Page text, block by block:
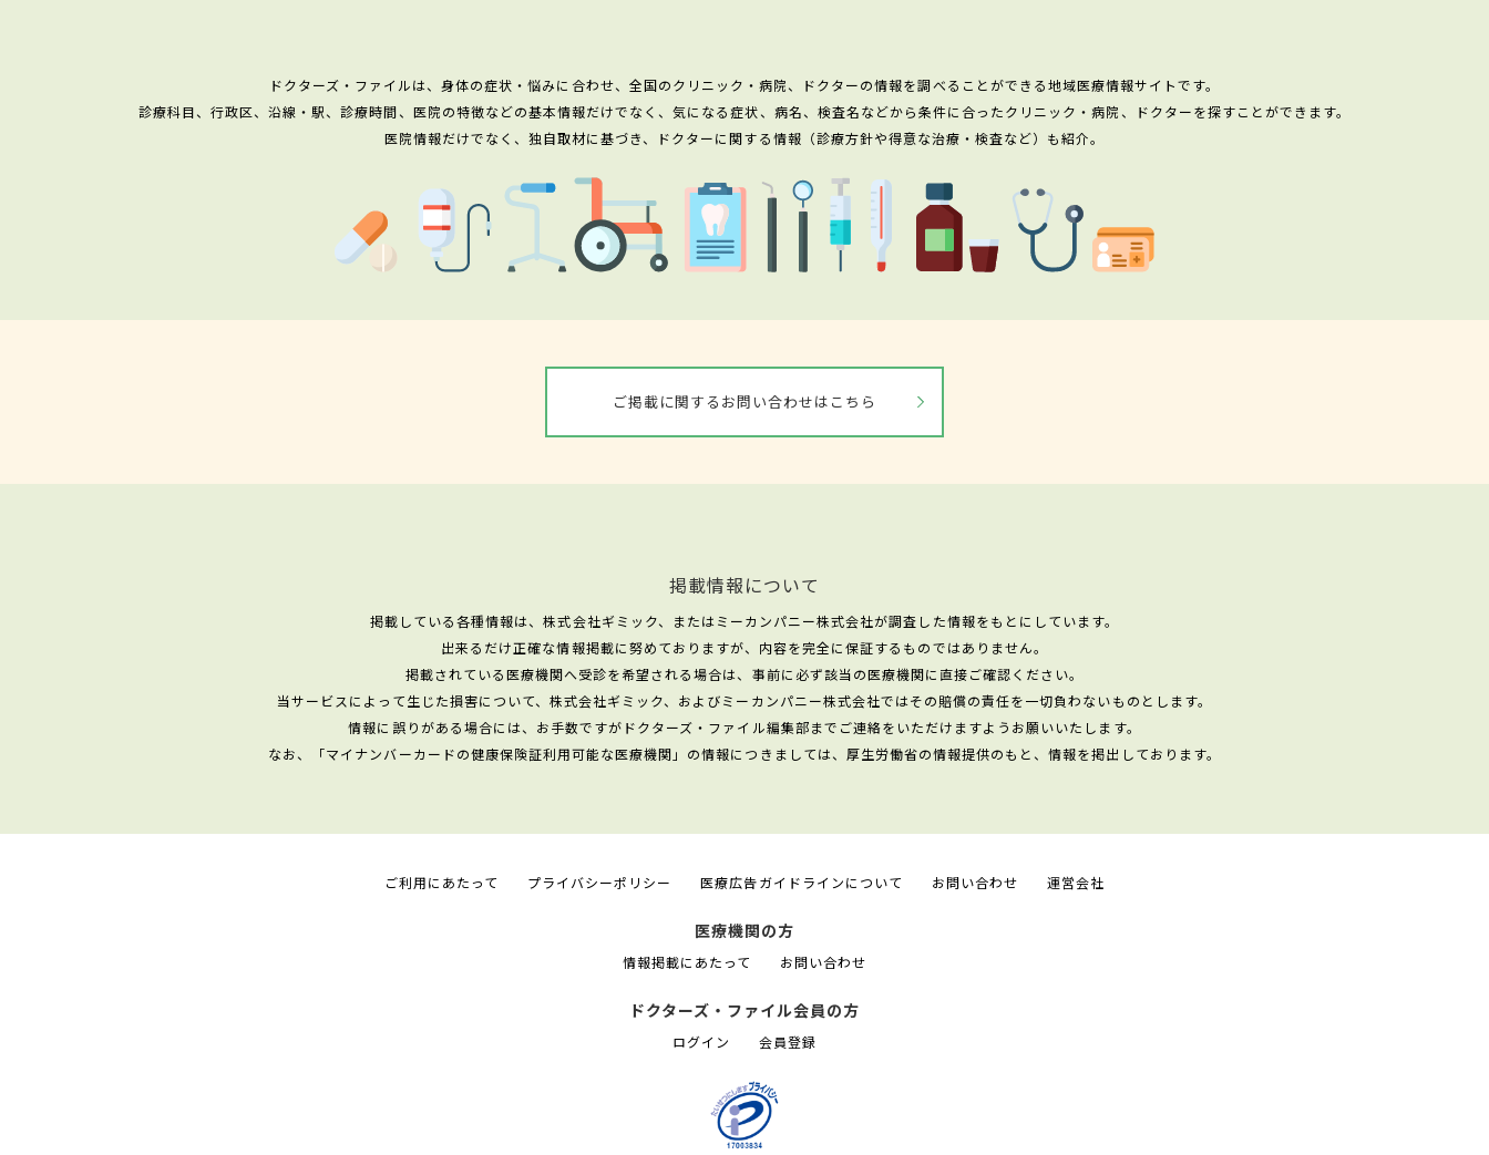
ドクターズ・ファイルは、身体の症状・悩みに合わせ、全国のクリニック・病院、ドクターの情報を調べることができる地域医療情報サイトです。
診療科目、行政区、沿線・駅、診療時間、医院の特徴などの基本情報だけでなく、気になる症状、病名、検査名などから条件に合ったクリニック・病院、ドクターを探すことができます。
医院情報だけでなく、独自取材に基づき、ドクターに関する情報（診療方針や得意な治療・検査など）も紹介。
ご掲載に関するお問い合わせはこちら
掲載情報について
掲載している各種情報は、株式会社ギミック、またはミーカンパニー株式会社が調査した情報をもとにしています。
出来るだけ正確な情報掲載に努めておりますが、内容を完全に保証するものではありません。
掲載されている医療機関へ受診を希望される場合は、事前に必ず該当の医療機関に直接ご確認ください。
当サービスによって生じた損害について、株式会社ギミック、およびミーカンパニー株式会社ではその賠償の責任を一切負わないものとします。
情報に誤りがある場合には、お手数ですがドクターズ・ファイル編集部までご連絡をいただけますようお願いいたします。
なお、「マイナンバーカードの健康保険証利用可能な医療機関」の情報につきましては、厚生労働省の情報提供のもと、情報を掲出しております。
ご利用にあたって プライバシーポリシー 医療広告ガイドラインについて お問い合わせ 運営会社
医療機関の方
情報掲載にあたって お問い合わせ
ドクターズ・ファイル会員の方
ログイン 会員登録